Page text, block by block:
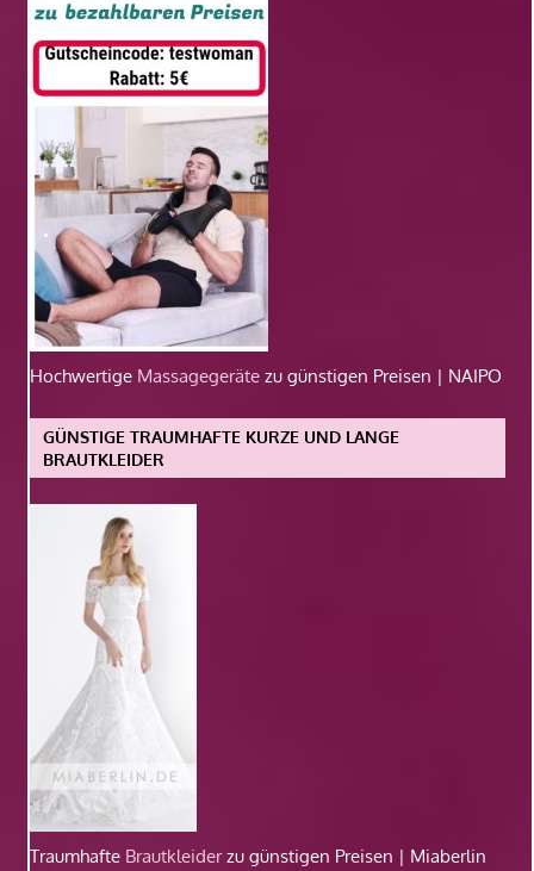
Hochwertige Massagegeräte zu günstigen Preisen | NAIPO
GÜNSTIGE TRAUMHAFTE KURZE UND LANGE
BRAUTKLEIDER
Traumhafte Brautkleiderzu günstigen Preisen | Miaberlin